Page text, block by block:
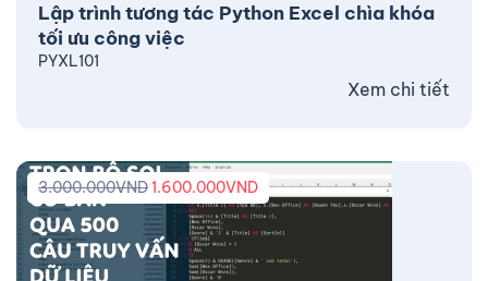
Lập trình tương tác Python Excel chìa khóa
tối ưu công việc
PYXL101
Xem chi tiết
3.000.000VND1.600.000VND